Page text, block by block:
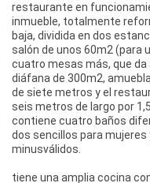
restaurante en
inmueble, totalmente
baja, dividida en dos
salón de unos 60m2 (para
cuatro mesas más, que
diáfana de 300m2,
de siete metros y el
seis metros de largo por
contiene cuatro baños
dos sencillos para
minusválidos.
tiene una amplia cocina